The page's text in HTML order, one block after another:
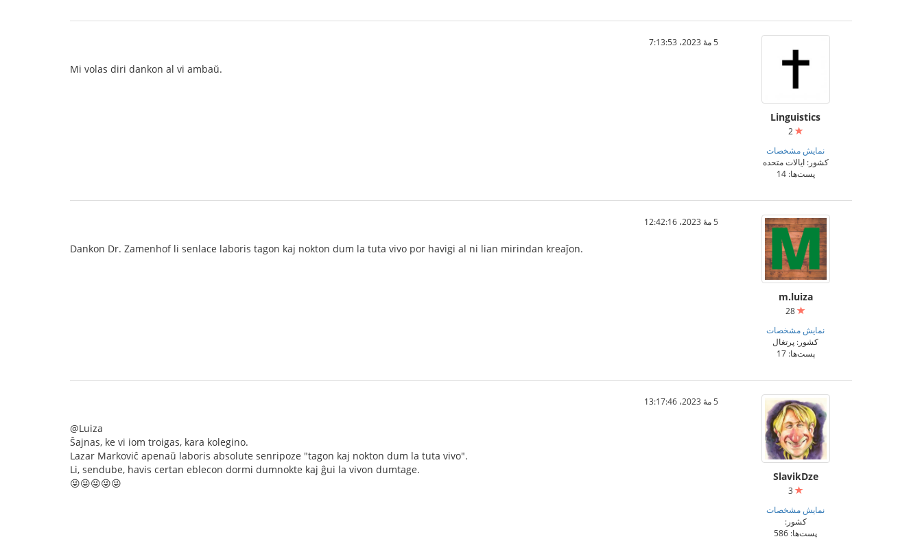
Linguistics
نمایش مشخصات
کشور: ایالات متحده
پست‌ها: 14
5 مهٔ 2023،‏ 7:13:53
Mi volas diri dankon al vi ambaŭ.
m.luiza
نمایش مشخصات
کشور: پرتغال
پست‌ها: 17
5 مهٔ 2023،‏ 12:42:16
Dankon Dr. Zamenhof li senlace laboris tagon kaj nokton dum la tuta vivo por havigi al ni lian mirindan kreaĵon.
SlavikDze
نمایش مشخصات
کشور:
پست‌ها: 586
5 مهٔ 2023،‏ 13:17:46
@Luiza
Ŝajnas, ke vi iom troigas, kara kolegino.
Lazar Markoviĉ apenaŭ laboris absolute senripoze "tagon kaj nokton dum la tuta vivo".
Li, sendube, havis certan eblecon dormi dumnokte kaj ĝui la vivon dumtage.
😜😜😜😜😜